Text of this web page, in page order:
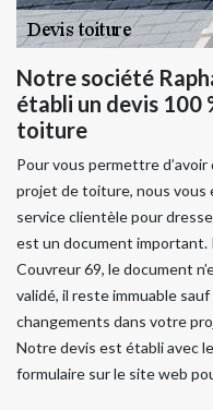
Notre société
établi un devis
toiture
Pour vous permettre
projet de toiture, nous vous
service clientèle pour
est un document important.
Couvreur 69, le document
validé, il reste immuable
changements dans votre
Notre devis est établi avec
formulaire sur le site web